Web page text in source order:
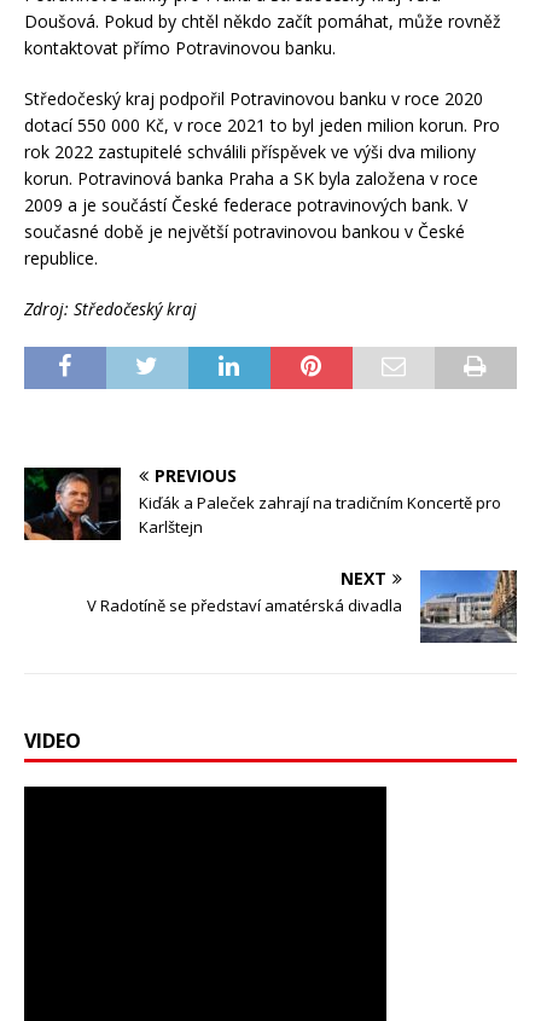
Doušová. Pokud by chtěl někdo začít pomáhat, může rovněž
kontaktovat přímo Potravinovou banku.
Středočeský kraj podpořil Potravinovou banku v roce 2020
dotací 550 000 Kč, v roce 2021 to byl jeden milion korun. Pro
rok 2022 zastupitelé schválili příspěvek ve výši dva miliony
korun. Potravinová banka Praha a SK byla založena v roce
2009 a je součástí České federace potravinových bank. V
současné době je největší potravinovou bankou v České
republice.
Zdroj: Středočeský kraj
PREVIOUS
Kiďák a Paleček zahrají na tradičním Koncertě pro
Karlštejn
NEXT
V Radotíně se představí amatérská divadla
VIDEO